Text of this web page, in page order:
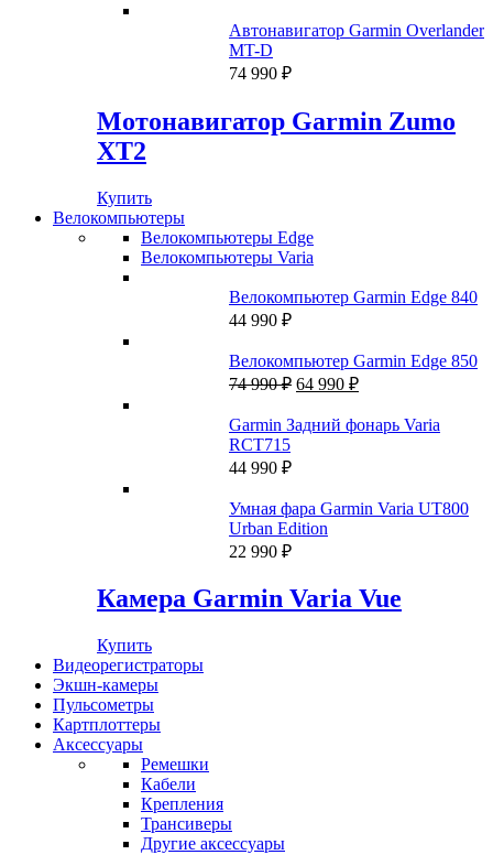
составляла
84
75
Автонавигатор Garmin Overlander
MT-D
74 990 ₽
Мотонавигатор Garmin Zumo
XT2
Купить
Велокомпьютеры
Велокомпьютеры Edge
Велокомпьютеры Varia
Велокомпьютер Garmin Edge 840
44 990 ₽
Велокомпьютер Garmin Edge 850
74 990₽ Первоначальная
составляла
74
64 990 ₽Текущая
64
Garmin Задний фонарь Varia
RCT715
44 990 ₽
Умная фара Garmin Varia UT800
Urban Edition
22 990 ₽
Камера Garmin Varia Vue
Купить
Видеорегистраторы
Экшн-камеры
Пульсометры
Картплоттеры
Аксессуары
Ремешки
Кабели
Крепления
Трансиверы
Другие аксессуары